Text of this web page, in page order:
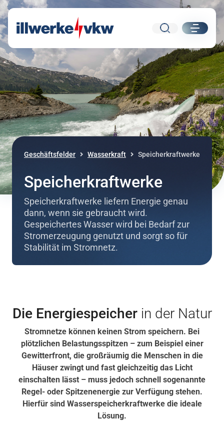
Direkt zum Inhalt
Direkt zur Navigation
Suche
Geschäftsfelder Wasserkraft Speicherkraftwerke
Speicherkraftwerke
Speicherkraftwerke liefern Energie genau
dann, wenn sie gebraucht wird.
Gespeichertes Wasser wird bei Bedarf zur
Stromerzeugung genutzt und sorgt so für
Stabilität im Stromnetz.
Die Energiespeicherin der Natur
Stromnetze können keinen Strom speichern. Bei
plötzlichen Belastungsspitzen – zum Beispiel einer
Gewitterfront, die großräumig die Menschen in die
Häuser zwingt und fast gleichzeitig das Licht
einschalten lässt – muss jedoch schnell sogenannte
Regel- oder Spitzenenergie zur Verfügung stehen.
Hierfür sind Wasserspeicherkraftwerke die ideale
Lösung.